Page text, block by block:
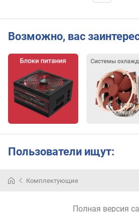
ш
)
у
с
т
а
л
н
Возможно, вас
Пользователи ищут:
Комплектующие
Полная версия